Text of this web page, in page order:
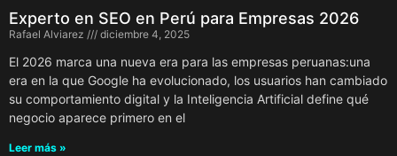
Experto en SEO en Perú para Empresas 2026
Rafael Alviarez diciembre 4, 2025
El 2026 marca una nueva era para las empresas peruanas:una
era en la que Google ha evolucionado, los usuarios han cambiado
su comportamiento digital y la Inteligencia Artificial define qué
negocio aparece primero en el
Leer más »